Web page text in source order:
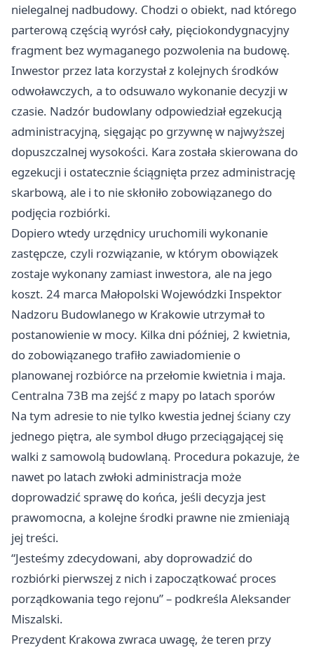
nielegalnej nadbudowy. Chodzi o obiekt, nad którego
parterową częścią wyrósł cały, pięciokondygnacyjny
fragment bez wymaganego pozwolenia na budowę.
Inwestor przez lata korzystał z kolejnych środków
odwoławczych, a to odsuwало wykonanie decyzji w
czasie. Nadzór budowlany odpowiedział egzekucją
administracyjną, sięgając po grzywnę w najwyższej
dopuszczalnej wysokości. Kara została skierowana do
egzekucji i ostatecznie ściągnięta przez administrację
skarbową, ale i to nie skłoniło zobowiązanego do
podjęcia rozbiórki.
Dopiero wtedy urzędnicy uruchomili wykonanie
zastępcze, czyli rozwiązanie, w którym obowiązek
zostaje wykonany zamiast inwestora, ale na jego
koszt. 24 marca Małopolski Wojewódzki Inspektor
Nadzoru Budowlanego w Krakowie utrzymał to
postanowienie w mocy. Kilka dni później, 2 kwietnia,
do zobowiązanego trafiło zawiadomienie o
planowanej rozbiórce na przełomie kwietnia i maja.
Centralna 73B ma zejść z mapy po latach sporów
Na tym adresie to nie tylko kwestia jednej ściany czy
jednego piętra, ale symbol długo przeciągającej się
walki z samowolą budowlaną. Procedura pokazuje, że
nawet po latach zwłoki administracja może
doprowadzić sprawę do końca, jeśli decyzja jest
prawomocna, a kolejne środki prawne nie zmieniają
jej treści.
“Jesteśmy zdecydowani, aby doprowadzić do
rozbiórki pierwszej z nich i zapoczątkować proces
porządkowania tego rejonu” – podkreśla Aleksander
Miszalski.
Prezydent Krakowa zwraca uwagę, że teren przy